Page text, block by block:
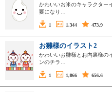
かわいいお米のキャラクター
要になり…
1 1,344 473.9
お雛様のイラスト2
かわいいお雛様とお内裏様の
ンのチラ…
1 1,866 656.6